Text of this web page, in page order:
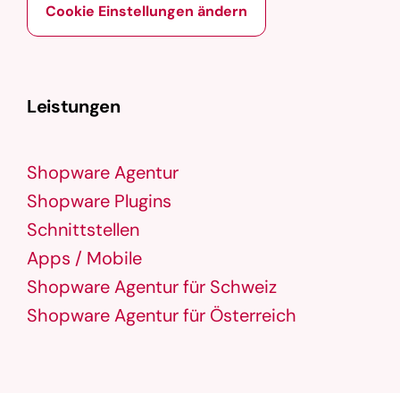
Cookie Einstellungen ändern
Leistungen
Shopware Agentur
Shopware Plugins
Schnittstellen
Apps / Mobile
Shopware Agentur für Schweiz
Shopware Agentur für Österreich